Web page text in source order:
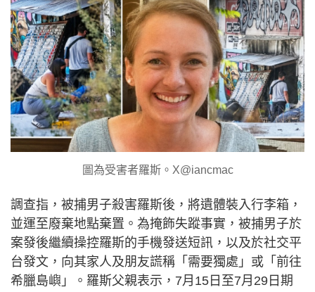
圖為受害者羅斯。X@iancmac
調查指，被捕男子殺害羅斯後，將遺體裝入行李箱，
並運至廢棄地點棄置。為掩飾失蹤事實，被捕男子於
案發後繼續操控羅斯的手機發送短訊，以及於社交平
台發文，向其家人及朋友謊稱「需要獨處」或「前往
希臘島嶼」。羅斯父親表示，7月15日至7月29日期